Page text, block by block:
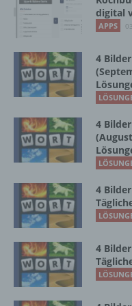
digital
APPS
4
4
4
4
Vorgang oder
Daten wie das
die
Auslesen, das
die
Verbreitung
Bereitstellung,
Verknüpfung,
Löschen oder
d)
Einschränkung
künftige